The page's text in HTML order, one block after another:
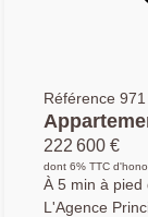
Référence 971
222 600 €
dont 6% TTC
À 5 min à pied
L'Agence